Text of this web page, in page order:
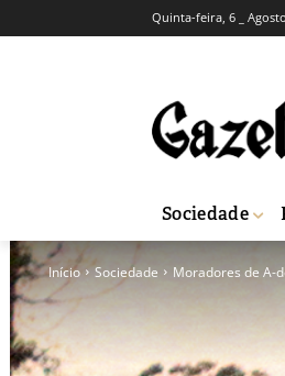
Quinta-feira, 6 _
Sociedade
Início Sociedade Moradores de A-